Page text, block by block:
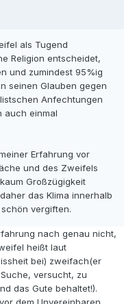
als Tugend
Religion entscheidet,
und zumindest 95%ig
seinen Glauben gegen
Anfechtungen
auch einmal
Erfahrung vor
und des Zweifels
Großzügigkeit
das Klima innerhalb
vergiften.
nach genau nicht,
heißt laut
bei) zweifach(er
versucht, zu
das Gute behaltet!).